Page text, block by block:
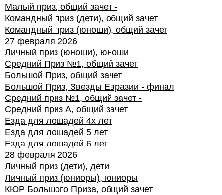
Малый приз, общий зачет -
Командный приз (дети), общий зачет
Командный приз (юноши), общий зачет
27 февраля 2026
Личный приз (юноши), юноши
Средний Приз №1, общий зачет
Большой Приз, общий зачет
Большой Приз, Звезды Евразии - финал
Средний приз №1, общий зачет -
Средний приз А, общий зачет
Езда для лошадей 4х лет
Езда для лошадей 5 лет
Езда для лошадей 6 лет
28 февраля 2026
Личный приз (дети), дети
Личный приз (юниоры), юниоры
КЮР Большого Приза, общий зачет